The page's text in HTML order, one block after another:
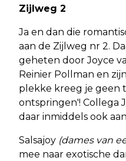
Zijlweg 2
Ja en dan die
aan de Zijlweg nr 2.
geheten door Joyce
Reinier Pollman en
plekke kreeg je geen
ontspringen'! Collega
daar inmiddels ook
Salsajoy (dames van
mee naar exotische